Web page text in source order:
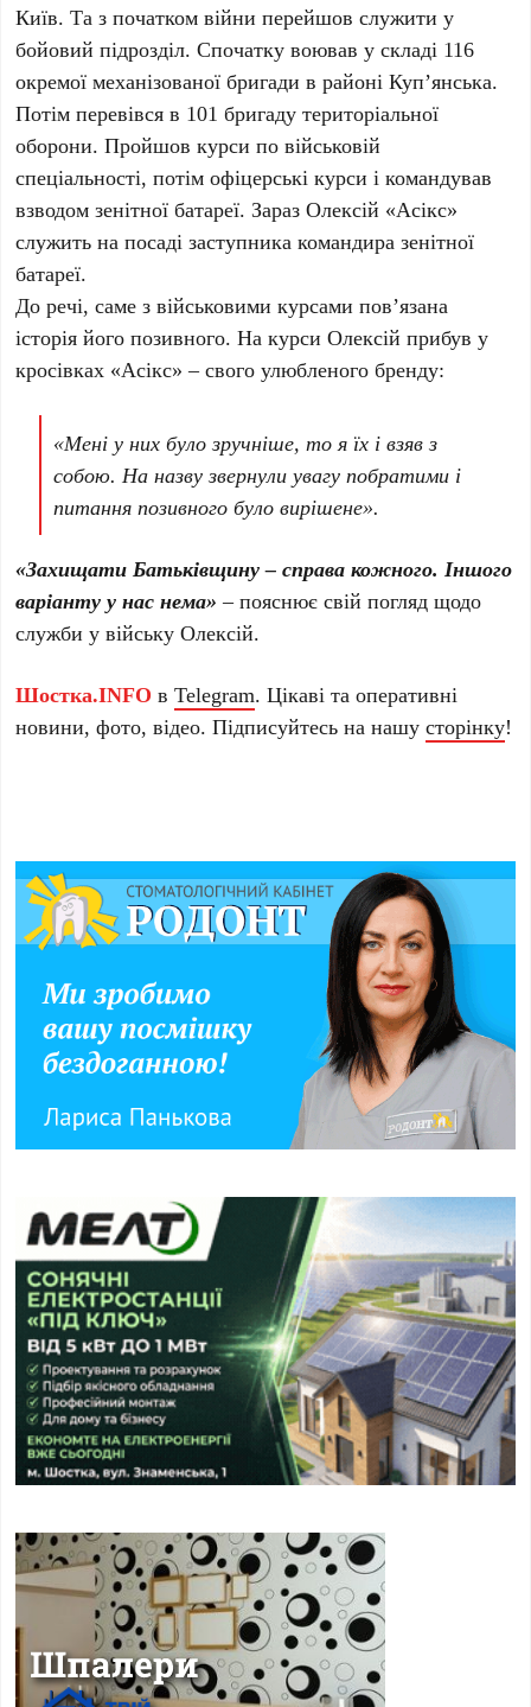
Київ. Та з початком війни перейшов служити у
бойовий підрозділ. Спочатку воював у складі 116
окремої механізованої бригади в районі Куп’янська.
Потім перевівся в 101 бригаду територіальної
оборони. Пройшов курси по військовій
спеціальності, потім офіцерські курси і командував
взводом зенітної батареї. Зараз Олексій «Асікс»
служить на посаді заступника командира зенітної
батареї.
До речі, саме з військовими курсами пов’язана
історія його позивного. На курси Олексій прибув у
кросівках «Асікс» – свого улюбленого бренду:
«Мені у них було зручніше, то я їх і взяв з
собою. На назву звернули увагу побратими і
питання позивного було вирішене».
«Захищати Батьківщину – справа кожного. Іншого
варіанту у нас нема» – пояснює свій погляд щодо
служби у війську Олексій.
Шостка.INFO вTelegram. Цікаві та оперативні
новини, фото, відео. Підписуйтесь на нашусторінку!